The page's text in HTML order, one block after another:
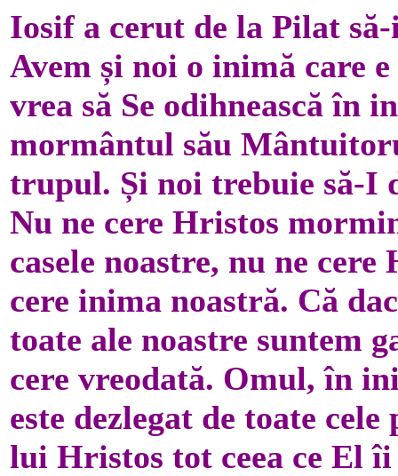
Iosif a cerut de la Pilat
Avem și noi o inimă care
vrea să Se odihnească în
mormântul său
trupul. Și noi trebuie să-I
Nu ne cere Hristos
casele noastre, nu ne
cere inima noastră. Că
toate ale noastre suntem
cere vreodată. Omul, în
este dezlegat de toate
lui Hristos tot ceea ce El îi